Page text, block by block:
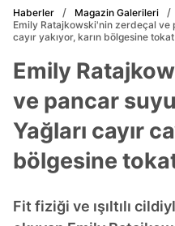
Haberler
Magazin Galerileri
Emily Ratajkowski'nin zerdeçal ve
cayır yakıyor, karın bölgesine
Emily
ve pancar
Yağları cayır
bölgesine
Fit fiziği ve ışıltılı